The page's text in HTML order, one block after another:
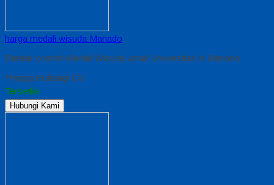
harga medali wisuda Manado
Berikut contoh Medali Wisuda untuk Universitas di Manado
*Harga Hubungi CS
Tersedia
Hubungi Kami